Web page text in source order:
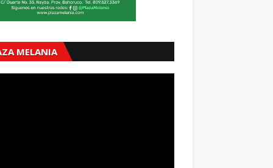
MELANIA